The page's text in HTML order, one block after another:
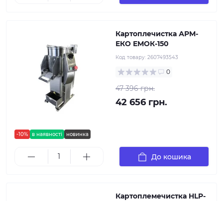
-10% в наявності новинка
Картоплечистка АРМ-
ЕКО ЕМОК-150
Код товару: 2607493543
0
47 396 грн.
42 656 грн.
До кошика
Картоплемечистка HLP-